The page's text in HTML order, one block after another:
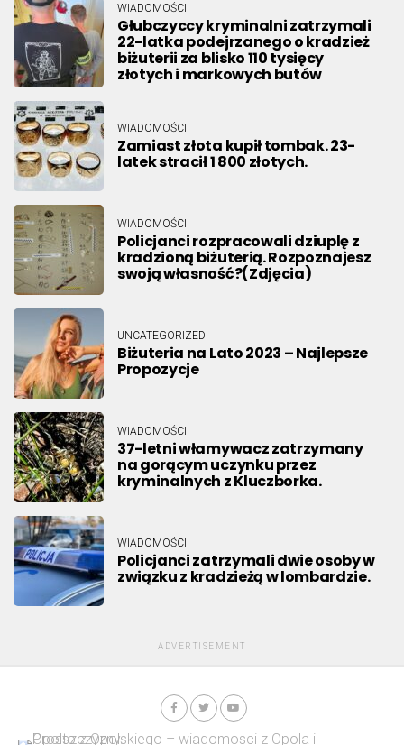
WIADOMOŚCI
Głubczyccy kryminalni zatrzymali
22-latka podejrzanego o kradzież
biżuterii za blisko 110 tysięcy
złotych i markowych butów
WIADOMOŚCI
Zamiast złota kupił tombak. 23-
latek stracił 1 800 złotych.
WIADOMOŚCI
Policjanci rozpracowali dziuplę z
kradzioną biżuterią. Rozpoznajesz
swoją własność?(Zdjęcia)
UNCATEGORIZED
Biżuteria na Lato 2023 – Najlepsze
Propozycje
WIADOMOŚCI
37-letni włamywacz zatrzymany
na gorącym uczynku przez
kryminalnych z Kluczborka.
WIADOMOŚCI
Policjanci zatrzymali dwie osoby w
związku z kradzieżą w lombardzie.
ADVERTISEMENT